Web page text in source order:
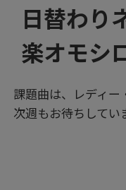
日替わ
楽オモシ
課題曲は、レディー
次週もお待ちしてい